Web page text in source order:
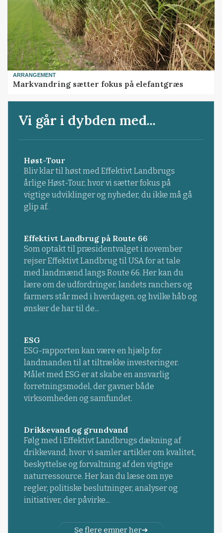
ARRANGEMENT
Markvandring sætter fokus på elefantgræs
Vi går i dybden med...
Høst-Tour
Bliv klar til høst med Effektivt Landbrugs
årlige Høst-Tour, hvor vi sætter fokus på
vigtige udviklinger og nyheder, du ikke må gå
glip af.
Effektivt Landbrug på Route 66
Som optakt til præsidentvalget i november
rejser Effektivt Landbrug til USA for at tale
med landmænd langs Route 66. Her kan du
lære om de udfordringer, landets ranchers og
farmers står med i hverdagen, og hvilke håb og
ønsker de har til de...
ESG
ESG-rapporten kan være en hjælp for
landmanden til at tiltrække investeringer.
Målet med ESG er at skabe en ansvarlig
forretningsmodel, der gavner både
virksomheden og samfundet.
Drikkevand og grundvand
Følg med i Effektivt Landbrugs dækning af
drikkevand, hvor vi samler artikler om kvalitet,
beskyttelse og forvaltning af den vigtige
naturressource. Her kan du læse om nye
regler, politiske beslutninger, analyser og
initiativer, der påvirke...
Se flere emner her